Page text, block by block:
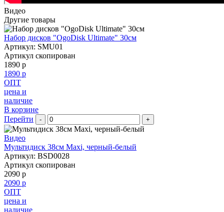
Видео
Другие товары
Набор дисков "OgoDisk Ultimate" 30см
Артикул: SMU01
Артикул скопирован
1890 р
1890 р
ОПТ
цена и
наличие
В корзине
Перейти
- +
Видео
Мультидиск 38см Maxi, черный-белый
Артикул: BSD0028
Артикул скопирован
2090 р
2090 р
ОПТ
цена и
наличие